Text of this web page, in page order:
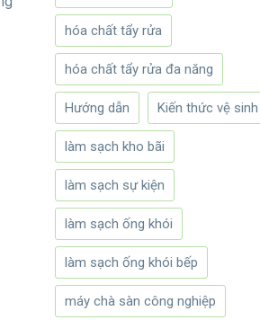
hóa chất tẩy rửa
hóa chất tẩy rửa đa năng
Hướng dẫn Kiến thức vệ sinh
làm sạch kho bãi
làm sạch sự kiện
làm sạch ống khói
làm sạch ống khói bếp
máy chà sàn công nghiệp